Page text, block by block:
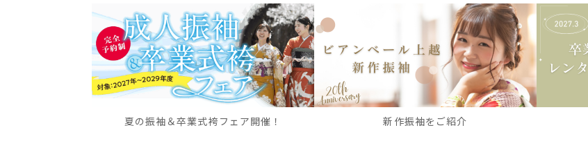
夏の振袖＆卒業式袴フェア開催！ 新作振袖をご紹介